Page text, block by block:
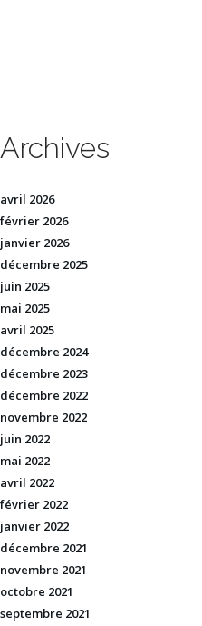
Archives
avril 2026
février 2026
janvier 2026
décembre 2025
juin 2025
mai 2025
avril 2025
décembre 2024
décembre 2023
décembre 2022
novembre 2022
juin 2022
mai 2022
avril 2022
février 2022
janvier 2022
décembre 2021
novembre 2021
octobre 2021
septembre 2021